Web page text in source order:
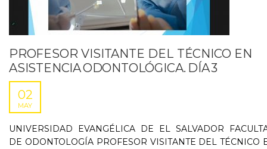
PROFESOR VISITANTE DEL TÉCNICO EN
ASISTENCIA ODONTOLÓGICA. DÍA 3
02
MAY
UNIVERSIDAD EVANGÉLICA DE EL SALVADOR
DE ODONTOLOGÍA PROFESOR VISITANTE DEL TÉCNICO